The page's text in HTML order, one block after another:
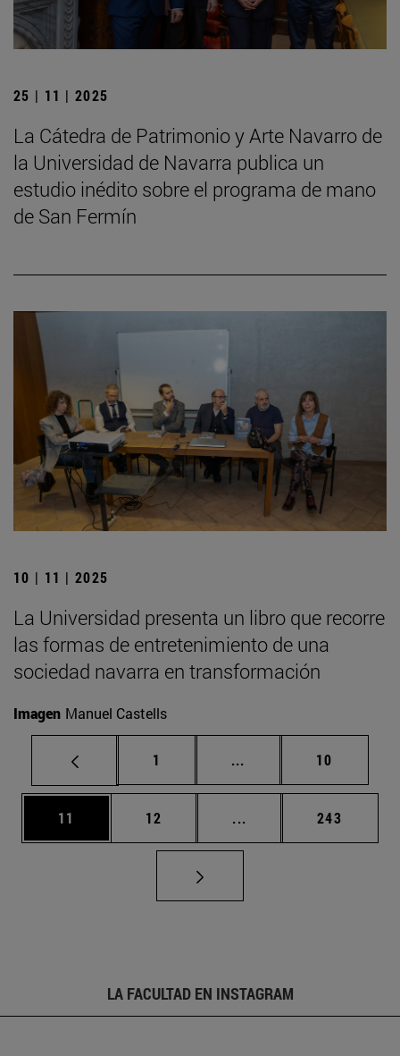
25 | 11 | 2025
La Cátedra de Patrimonio y Arte Navarro de
la Universidad de Navarra publica un
estudio inédito sobre el programa de mano
de San Fermín
10 | 11 | 2025
La Universidad presenta un libro que recorre
las formas de entretenimiento de una
sociedad navarra en transformación
Imagen Manuel Castells
Página
1 ... Páginas intermedias
Página
10
Página
11 Página
12 ... Páginas intermedias
Página
243
LA FACULTAD EN INSTAGRAM